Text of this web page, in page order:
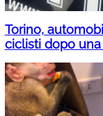
Torino,
ciclisti dopo